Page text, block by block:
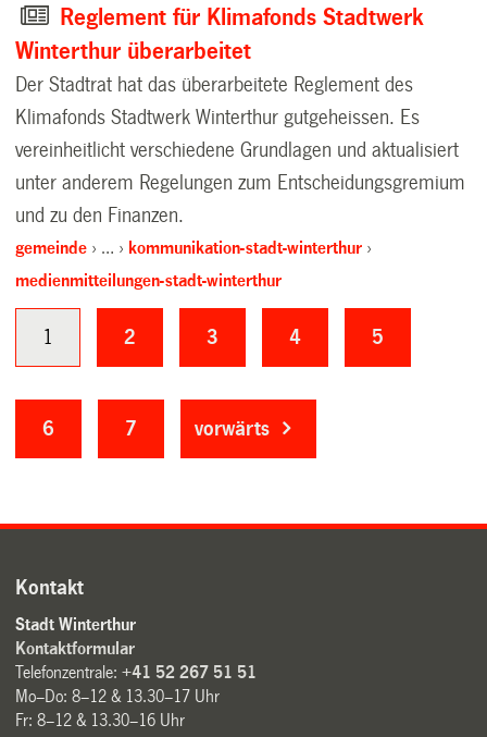
Reglement für Klimafonds Stadtwerk
Winterthur überarbeitet
Der Stadtrat hat das überarbeitete Reglement des
Klimafonds Stadtwerk Winterthur gutgeheissen. Es
vereinheitlicht verschiedene Grundlagen und aktualisiert
unter anderem Regelungen zum Entscheidungsgremium
und zu den Finanzen.
gemeinde …
kommunikation-stadt-winterthur
medienmitteilungen-stadt-winterthur
1 2 3 4 5
6 7 vorwärts
Kontakt
Stadt Winterthur
Kontaktformular
Telefonzentrale:+41 52 267 51 51
Mo–Do: 8–12 & 13.30–17 Uhr
Fr: 8–12 & 13.30–16 Uhr